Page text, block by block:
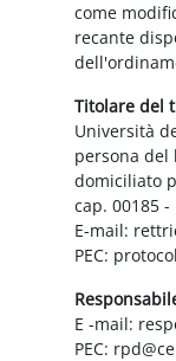
come
recante
Titolare del
Università
persona
domiciliato
cap. 00185 -
E-mail:
PEC:
E -mail:
PEC: